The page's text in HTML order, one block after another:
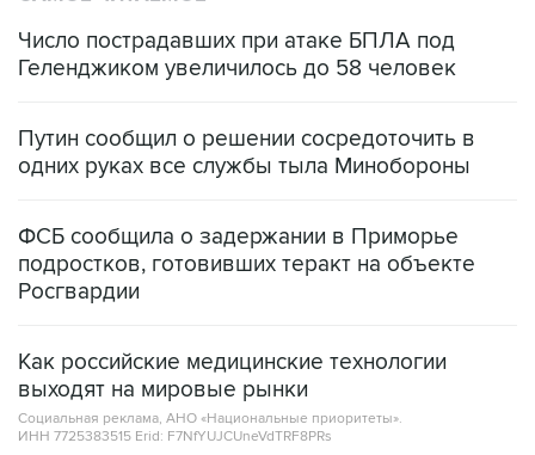
Число пострадавших при атаке БПЛА под
Геленджиком увеличилось до 58 человек
Путин сообщил о решении сосредоточить в
одних руках все службы тыла Минобороны
ФСБ сообщила о задержании в Приморье
подростков, готовивших теракт на объекте
Росгвардии
Как российские медицинские технологии
выходят на мировые рынки
Социальная реклама, АНО «Национальные приоритеты».
ИНН 7725383515 Erid: F7NfYUJCUneVdTRF8PRs